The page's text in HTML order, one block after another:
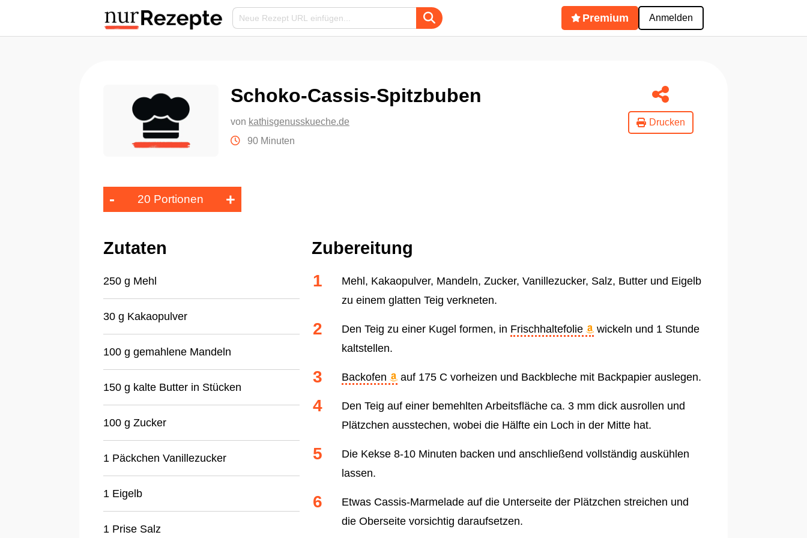
Premium Anmelden
Schoko-Cassis-Spitzbuben
von kathisgenusskueche.de
90 Minuten
Drucken
- 20 Portionen +
Zutaten
250 g Mehl
30 g Kakaopulver
100 g gemahlene Mandeln
150 g kalte Butter in Stücken
100 g Zucker
1 Päckchen Vanillezucker
1 Eigelb
1 Prise Salz
Zubereitung
Mehl, Kakaopulver, Mandeln, Zucker, Vanillezucker, Salz, Butter und Eigelb
zu einem glatten Teig verkneten.
Den Teig zu einer Kugel formen, in Frischhaltefolie
wickeln und 1 Stunde
kaltstellen.
Backofen auf 175 C vorheizen und Backbleche mit Backpapier auslegen.
Den Teig auf einer bemehlten Arbeitsfläche ca. 3 mm dick ausrollen und
Plätzchen ausstechen, wobei die Hälfte ein Loch in der Mitte hat.
Die Kekse 8-10 Minuten backen und anschließend vollständig auskühlen
lassen.
Etwas Cassis-Marmelade auf die Unterseite der Plätzchen streichen und
die Oberseite vorsichtig daraufsetzen.